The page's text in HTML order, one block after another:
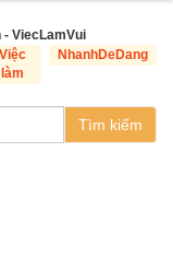
- ViecLamVui
Việc
làm
NhanhDeDang
Tìm kiếm